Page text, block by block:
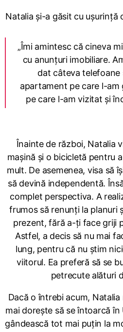
Natalia și-a găsit cu ușurință
„Îmi amintesc că cineva
cu anunțuri imobiliare.
dat câteva telefoane
apartament pe care l-am
pe care l-am vizitat și
Înainte de război, Natalia
mașină și o bicicletă pentru
mult. De asemenea, visa să
să devină independentă.
complet perspectiva. A
frumos să renunți la planuri
prezent, fără a-ți face griji
Astfel, a decis să nu mai
lung, pentru că nu știm
viitorul. Ea preferă să se
petrecute alături
Dacă o întrebi acum,
mai dorește să se întoarcă în
gândească tot mai puțin la